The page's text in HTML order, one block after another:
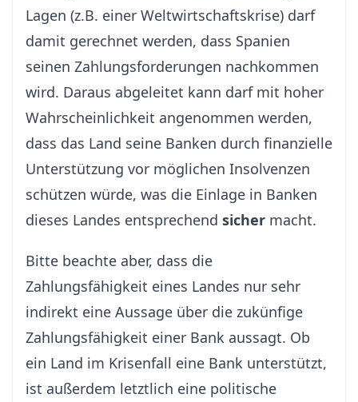
Lagen (z.B. einer Weltwirtschaftskrise) darf
damit gerechnet werden, dass Spanien
seinen Zahlungsforderungen nachkommen
wird. Daraus abgeleitet kann darf mit hoher
Wahrscheinlichkeit angenommen werden,
dass das Land seine Banken durch finanzielle
Unterstützung vor möglichen Insolvenzen
schützen würde, was die Einlage in Banken
dieses Landes entsprechend sicher macht.
Bitte beachte aber, dass die
Zahlungsfähigkeit eines Landes nur sehr
indirekt eine Aussage über die zukünfige
Zahlungsfähigkeit einer Bank aussagt. Ob
ein Land im Krisenfall eine Bank unterstützt,
ist außerdem letztlich eine politische